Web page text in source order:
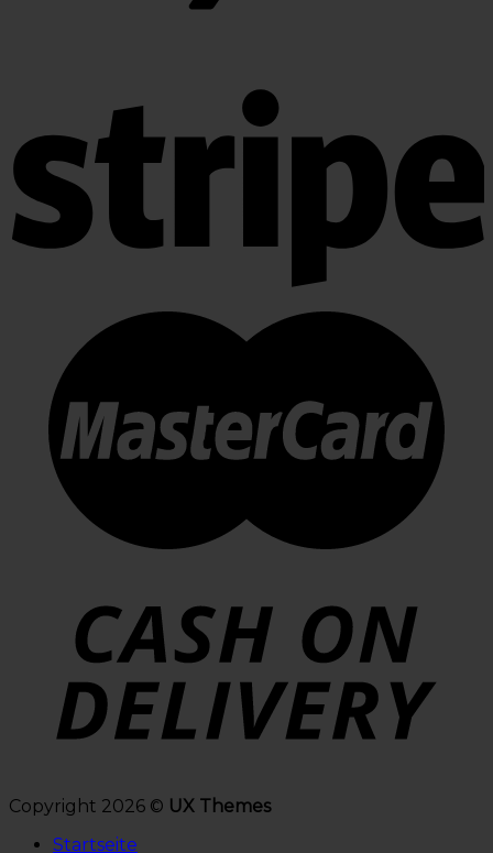
Copyright 2026 © UX Themes
Startseite